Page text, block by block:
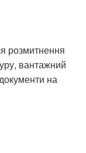
розмитнення
вантажний
на